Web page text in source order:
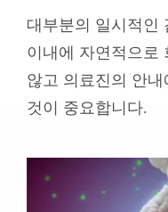
대부분의 일시적인
이내에 자연적으로
않고 의료진의 안
것이 중요합니다.